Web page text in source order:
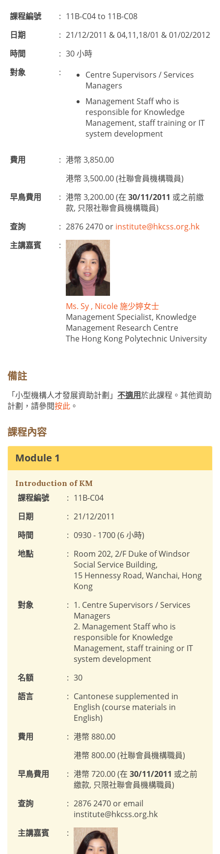
課程編號 : 11B-C04 to 11B-C08
日期
: 21/12/2011 & 04,11,18/01 & 01/02/2012
時間
: 30 小時
對象
:
Centre Supervisors / Services
Managers
Management Staff who is
responsible for Knowledge
Management, staff training or IT
system development
費用 : 港幣 3,850.00
港幣 3,500.00 (社聯會員機構職員)
早鳥費用
: 港幣 3,200.00 (在 30/11/2011 或之前繳
款, 只限社聯會員機構職員)
查詢
: 2876 2470 or institute@hkcss.org.hk
主講嘉賓
:
Ms. Sy , Nicole 施少婷女士
Management Specialist, Knowledge
Management Research Centre
The Hong Kong Polytechnic University
備註
「小型機構人才發展資助計劃」 不適用於此課程。其他資助
計劃，請參閱按此 。
課程內容
Module 1
Introduction of KM
課程編號 : 11B-C04
日期
: 21/12/2011
時間
: 0930 - 1700 (6 小時)
地點
: Room 202, 2/F Duke of Windsor
Social Service Building,
15 Hennessy Road, Wanchai, Hong
Kong
對象
: 1. Centre Supervisors / Services
Managers
2. Management Staff who is
responsible for Knowledge
Management, staff training or IT
system development
名額
: 30
語言
: Cantonese supplemented in
English (course materials in
English)
費用
: 港幣 880.00
港幣 800.00 (社聯會員機構職員)
早鳥費用
: 港幣 720.00 (在 30/11/2011 或之前
繳款, 只限社聯會員機構職員)
查詢
: 2876 2470 or email
institute@hkcss.org.hk
主講嘉賓
: